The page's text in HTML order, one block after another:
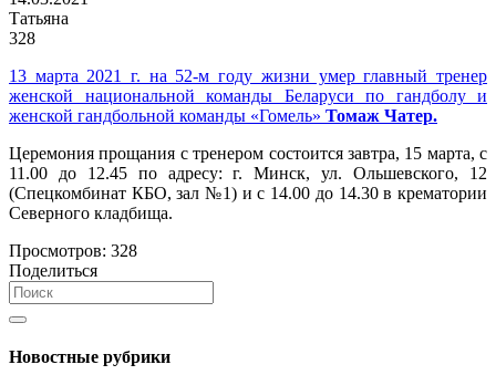
Татьяна
328
13 марта 2021 г. на 52-м году жизни умер главный тренер
женской национальной команды Беларуси по гандболу и
женской гандбольной команды «Гомель» Томаж Чатер.
Церемония прощания с тренером состоится завтра, 15 марта, с
11.00 до 12.45 по адресу: г. Минск, ул. Ольшевского, 12
(Спецкомбинат КБО, зал №1) и с 14.00 до 14.30 в крематории
Северного кладбища.
Просмотров: 328
Поделиться
Новостные рубрики